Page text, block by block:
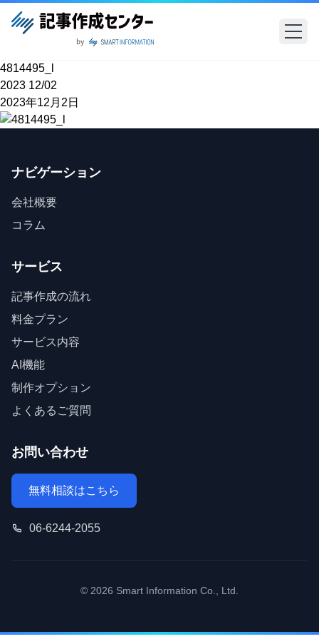
4814495_l
2023 12/02
2023年12月2日
ナビゲーション
会社概要
コラム
サービス
記事作成の流れ
料金プラン
サービス内容
AI機能
制作オプション
よくあるご質問
お問い合わせ
無料相談はこちら
06-6244-2055
© 2026 Smart Information Co., Ltd.